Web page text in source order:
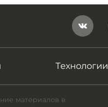
Технологии
материалов в